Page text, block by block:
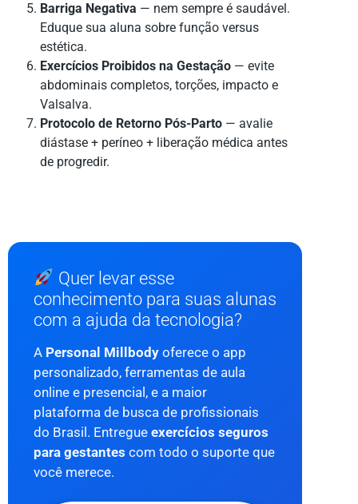
Barriga Negativa — nem sempre é saudável.
Eduque sua aluna sobre função versus
estética.
Exercícios Proibidos na Gestação — evite
abdominais completos, torções, impacto e
Valsalva.
Protocolo de Retorno Pós-Parto — avalie
diástase + períneo + liberação médica antes
de progredir.
Quer levar esse
conhecimento para suas alunas
com a ajuda da tecnologia?
A Personal Millbody oferece o app
personalizado, ferramentas de aula
online e presencial, e a maior
plataforma de busca de profissionais
do Brasil. Entregue exercícios seguros
para gestantes com todo o suporte que
você merece.